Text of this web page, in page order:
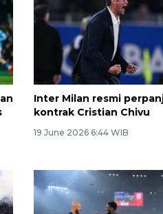
Inter Milan resmi
kontrak Cristian Chivu
19 June 2026 6:44 WIB